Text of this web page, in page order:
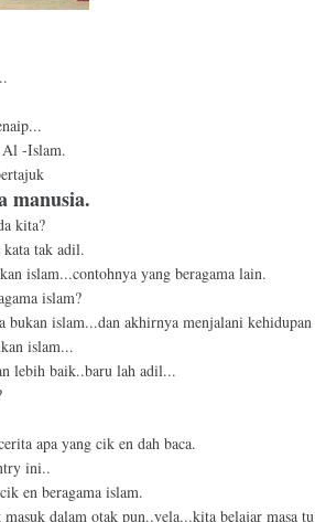
Al -Islam.
manusia.
kita?
kata tak adil.
islam...contohnya yang beragama lain.
islam?
islam...dan akhirnya menjalani kehidupan
islam...
lebih baik..baru lah adil...
apa yang cik en dah baca.
ini..
en beragama islam.
dalam otak pun..yela...kita belajar masa tu